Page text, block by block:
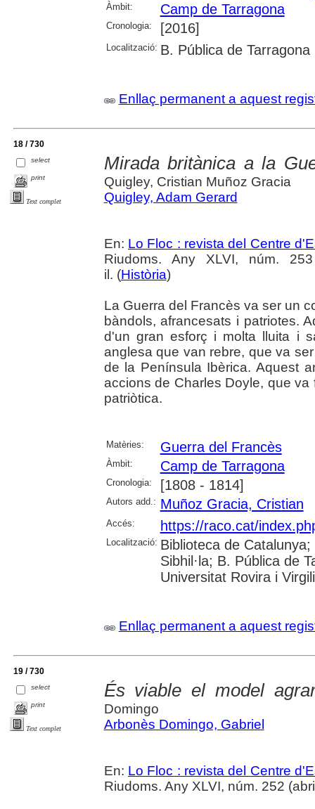
Àmbit:
Camp de Tarragona
Cronologia: [2016]
Localització: B. Pública de Tarragona
Enllaç permanent a aquest
18 / 730
select
print
Text complet
Mirada britànica a la
Quigley, Cristian Muñoz Gracia
Quigley, Adam Gerard
En: Lo Floc : revista del Centre
Riudoms. Any XLVI, núm.
il. (Història)
La Guerra del Francès va ser un
bàndols, afrancesats i patriotes.
d'un gran esforç i molta lluita i
anglesa que van rebre, que va
de la Península Ibèrica. Aquest
accions de Charles Doyle, que
patriòtica.
Matèries: Guerra del Francès
Àmbit: Camp de Tarragona
Cronologia: [1808 - 1814]
Autors add.: Muñoz Gracia, Cristian
Accés: https://raco.cat/
Localització: Biblioteca de
Sibhil·la; B. Pública de
Universitat Rovira i Virgili
Enllaç permanent a aquest
19 / 730
select
print
Text complet
És viable el model
Domingo
Arbonès Domingo, Gabriel
En: Lo Floc : revista del Centre
Riudoms. Any XLVI, núm. 252